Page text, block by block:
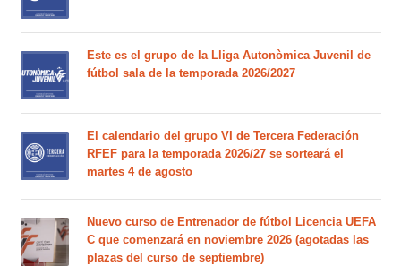
Este es el grupo de la Lliga Autonòmica Juvenil de
fútbol sala de la temporada 2026/2027
El calendario del grupo VI de Tercera Federación
RFEF para la temporada 2026/27 se sorteará el
martes 4 de agosto
Nuevo curso de Entrenador de fútbol Licencia UEFA
C que comenzará en noviembre 2026 (agotadas las
plazas del curso de septiembre)